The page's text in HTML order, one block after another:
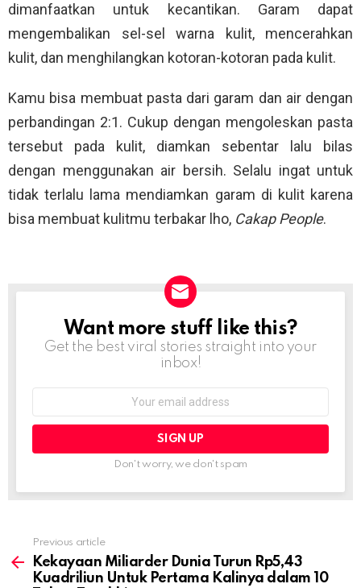
dimanfaatkan untuk kecantikan. Garam dapat
mengembalikan sel-sel warna kulit, mencerahkan
kulit, dan menghilangkan kotoran-kotoran pada kulit.
Kamu bisa membuat pasta dari garam dan air dengan
perbandingan 2:1. Cukup dengan mengoleskan pasta
tersebut pada kulit, diamkan sebentar lalu bilas
dengan menggunakan air bersih. Selalu ingat untuk
tidak terlalu lama mendiamkan garam di kulit karena
bisa membuat kulitmu terbakar lho, Cakap People.
NEWSLETTER
Want more stuff like this?
Get the best viral stories straight into your
inbox!
Don't worry, we don't spam
more
Previous article
Kekayaan Miliarder Dunia Turun Rp5,43
Kuadriliun Untuk Pertama Kalinya dalam 10